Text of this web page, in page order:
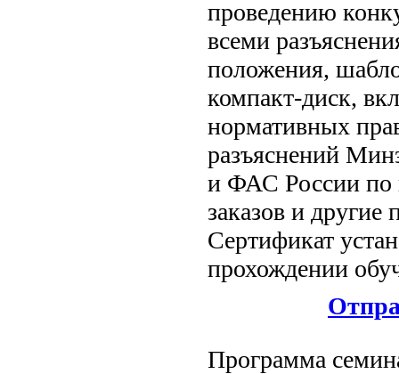
проведению
всеми
положения,
компакт-диск,
нормативных
разъяснений
и ФАС России по
заказов и другие
Сертификат
прохождении
Программа